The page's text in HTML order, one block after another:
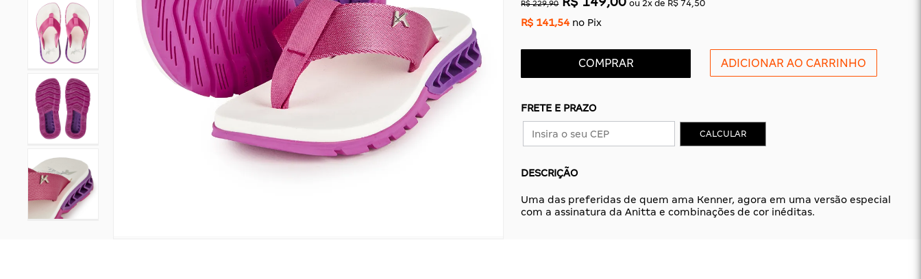
R$ 229,90 ou 2x de R$ 74,50
R$ 141,54no Pix
COMPRAR
FRETE E PRAZO
CALCULAR
DESCRIÇÃO
Uma das preferidas de quem ama Kenner, agora em uma versão especial
com a assinatura da Anitta e combinações de cor inéditas.